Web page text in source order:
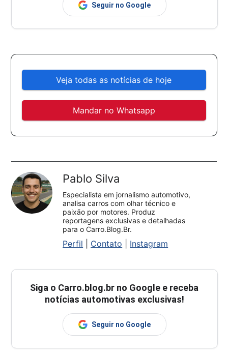
Seguir no Google
Veja todas as notícias de hoje
Mandar no Whatsapp
Pablo Silva
Especialista em jornalismo automotivo,
analisa carros com olhar técnico e
paixão por motores. Produz
reportagens exclusivas e detalhadas
para o Carro.Blog.Br.
Perfil Contato Instagram
Siga o Carro.blog.br no Google e receba
notícias automotivas exclusivas!
Seguir no Google